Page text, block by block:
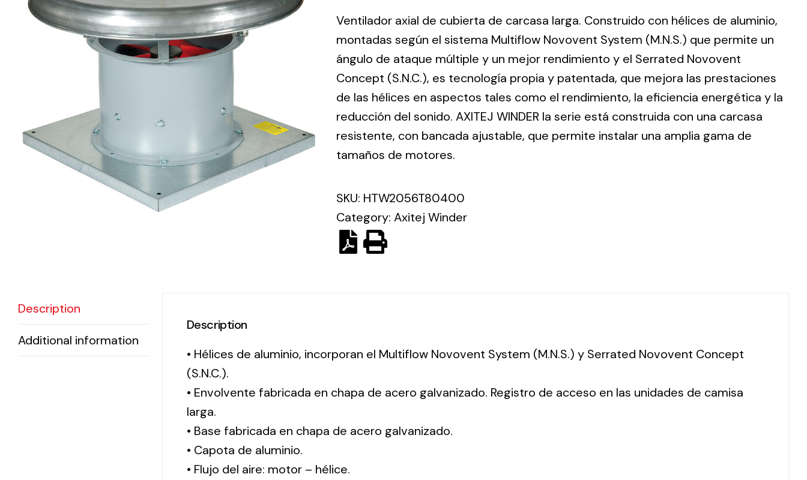
eléctrico.
Electrical
Equipment
Complete
solutions in
Ventilation
The
incorporation of
Novovent into
meant a greater
offer of
products for
Solar lighting
solutions for all
kinds of needs.
Ventilador axial de cubierta de carcasa larga. Construido con hélices de aluminio,
montadas según el sistema Multiflow Novovent System (M.N.S.) que permite un
ángulo de ataque múltiple y un mejor rendimiento y el Serrated Novovent
Concept (S.N.C.), es tecnología propia y patentada, que mejora las prestaciones
de las hélices en aspectos tales como el rendimiento, la eficiencia energética y la
reducción del sonido. AXITEJ WINDER la serie está construida con una carcasa
resistente, con bancada ajustable, que permite instalar una amplia gama de
tamaños de motores.
SKU: HTW2056T80400
Category: Axitej Winder
Description
Additional information
Description
• Hélices de aluminio, incorporan el Multiflow Novovent System (M.N.S.) y Serrated Novovent Concept
(S.N.C.).
• Envolvente fabricada en chapa de acero galvanizado. Registro de acceso en las unidades de camisa
larga.
• Base fabricada en chapa de acero galvanizado.
• Capota de aluminio.
• Flujo del aire: motor – hélice.